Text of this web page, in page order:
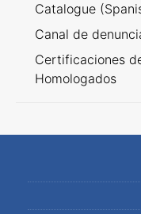
Catalogue
Canal de
Certificaciones
Homologados